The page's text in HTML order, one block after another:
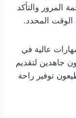
المرور والتأكد
المحدد.
عالية في
جاهدين لتقديم
توفير راحة